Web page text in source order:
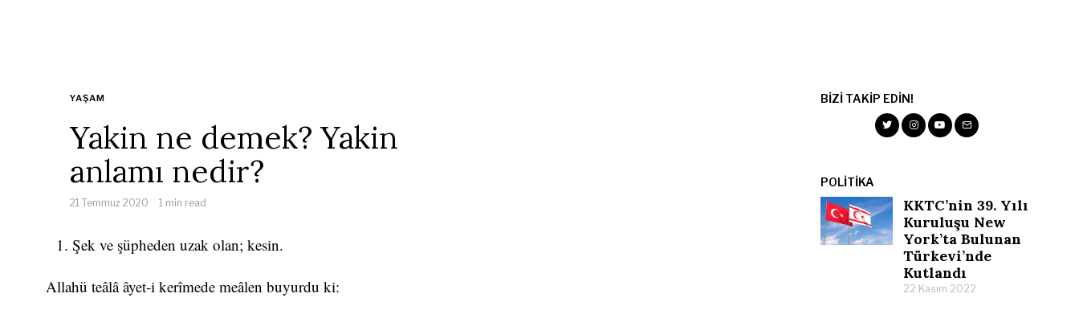
YAŞAM
Yakin ne demek? Yakin
anlamı nedir?
21 Temmuz 2020 1 min read
Şek ve şüpheden uzak olan; kesin.
Allahü teâlâ âyet-i kerîmede meâlen buyurdu ki:
BIZI TAKIP EDIN!
POLITIKA
KKTC’nin 39. Yılı
Kuruluşu New
York’ta Bulunan
Türkevi’nde
Kutlandı
22 Kasım 2022